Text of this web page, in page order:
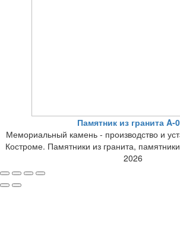
Памятник из гранита A-
Мемориальный камень - производство и
Костроме. Памятники из гранита,
2026